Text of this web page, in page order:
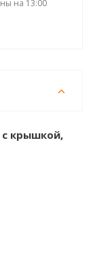
на 13:00
с крышкой,